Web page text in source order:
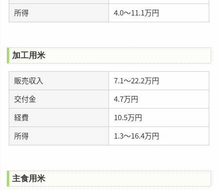
所得
4.0～11.1万円
加工用米
販売収入
7.1～22.2万円
交付金
4.7万円
経費
10.5万円
所得
1.3～16.4万円
主食用米